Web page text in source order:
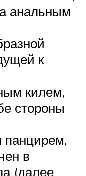
анальным
к
килем,
стороны
панцирем,
в
(далее